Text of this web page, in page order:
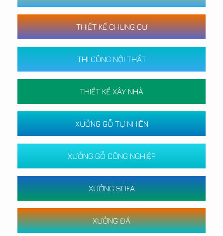
THIẾT KẾ CHUNG CƯ
THI CÔNG NỘI THẤT
THIẾT KẾ XÂY NHÀ
XƯỞNG GỖ TỰ NHIÊN
XƯỞNG GỖ CÔNG NGHIỆP
XƯỞNG SOFA
XƯỞNG ĐÁ